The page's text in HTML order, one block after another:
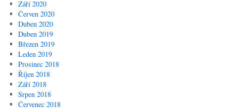
Září 2020
Červen 2020
Duben 2020
Duben 2019
Březen 2019
Leden 2019
Prosinec 2018
Říjen 2018
Září 2018
Srpen 2018
Červenec 2018